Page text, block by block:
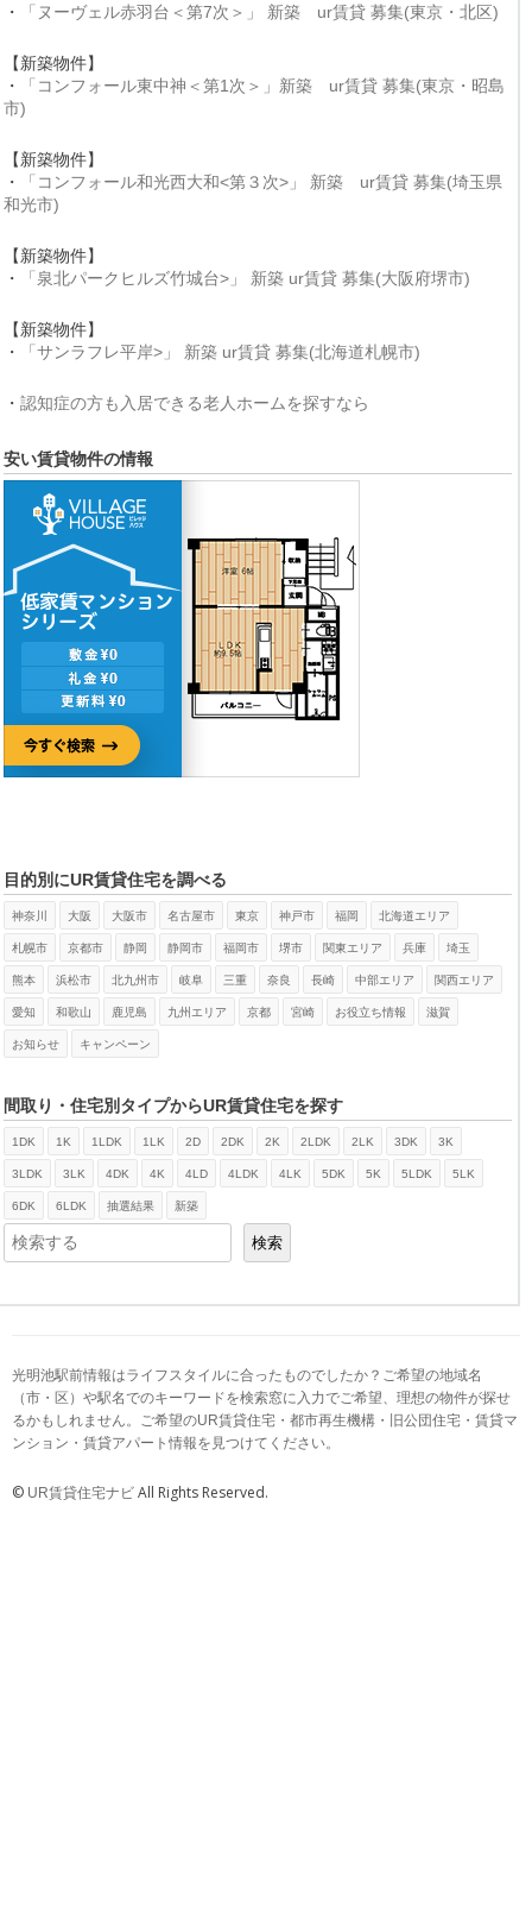
・
「ヌーヴェル赤羽台＜第7次＞」 新築 ur賃貸 募集(東京・北区)
【新築物件】
・
「コンフォール東中神＜第1次＞」新築 ur賃貸 募集(東京・昭島
市)
【新築物件】
・
「コンフォール和光西大和<第３次>」 新築 ur賃貸 募集(埼玉県
和光市)
【新築物件】
・
「泉北パークヒルズ竹城台>」 新築 ur賃貸 募集(大阪府堺市)
【新築物件】
・
「サンラフレ平岸>」 新築 ur賃貸 募集(北海道札幌市)
・ 認知症の方も入居できる老人ホームを探すなら
安い賃貸物件の情報
目的別にUR賃貸住宅を調べる
神奈川 大阪 大阪市 名古屋市 東京 神戸市 福岡 北海道エリア
札幌市 京都市 静岡 静岡市 福岡市 堺市 関東エリア 兵庫 埼玉
熊本 浜松市 北九州市 岐阜 三重 奈良 長崎 中部エリア 関西エリア
愛知 和歌山 鹿児島 九州エリア 京都 宮崎 お役立ち情報 滋賀
お知らせ キャンペーン
間取り・住宅別タイプからUR賃貸住宅を探す
1DK 1K 1LDK 1LK 2D 2DK 2K 2LDK 2LK 3DK 3K
3LDK 3LK 4DK 4K 4LD 4LDK 4LK 5DK 5K 5LDK 5LK
6DK 6LDK 抽選結果 新築
検索
検索
光明池駅前情報はライフスタイルに合ったものでしたか？ご希望の地域名
（市・区）や駅名でのキーワードを検索窓に入力でご希望、理想の物件が探せ
るかもしれません。ご希望のUR賃貸住宅・都市再生機構・旧公団住宅・賃貸マ
ンション・賃貸アパート情報を見つけてください。
© UR賃貸住宅ナビ All Rights Reserved.